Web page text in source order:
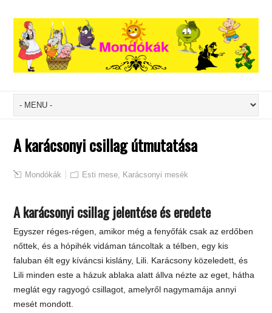
A karácsonyi csillag útmutatása
Mondókák Esti mese Karácsonyi mesék
A karácsonyi csillag jelentése és eredete
Egyszer réges-régen, amikor még a fenyőfák csak az erdőben
nőttek, és a hópihék vidáman táncoltak a télben, egy kis
faluban élt egy kíváncsi kislány, Lili. Karácsony közeledett, és
Lili minden este a házuk ablaka alatt állva nézte az eget, hátha
meglát egy ragyogó csillagot, amelyről nagymamája annyi
mesét mondott.